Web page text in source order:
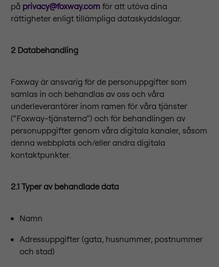
på privacy@foxway.com för att utöva dina
rättigheter enligt tillämpliga dataskyddslagar.
2 Databehandling
Foxway är ansvarig för de personuppgifter som
samlas in och behandlas av oss och våra
underleverantörer inom ramen för våra tjänster
(“Foxway-tjänsterna”) och för behandlingen av
personuppgifter genom våra digitala kanaler, såsom
denna webbplats och/eller andra digitala
kontaktpunkter.
2.1 Typer av behandlade data
Namn
Adressuppgifter (gata, husnummer, postnummer
och stad)